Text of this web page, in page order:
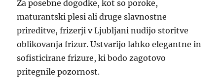
Za posebne dogodke, kot so poroke,
maturantski plesi ali druge slavnostne
prireditve, frizerji v Ljubljani nudijo storitve
oblikovanja frizur. Ustvarijo lahko elegantne in
sofisticirane frizure, ki bodo zagotovo
pritegnile pozornost.